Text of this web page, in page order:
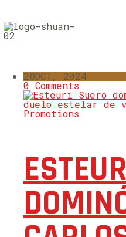
28OCT, 2024
0 Comments